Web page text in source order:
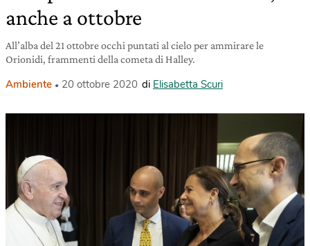
anche a ottobre
All’alba del 21 ottobre occhi puntati al cielo per ammirare le
Orionidi, frammenti della cometa di Halley.
Ambiente 20 ottobre 2020 di Elisabetta Scuri